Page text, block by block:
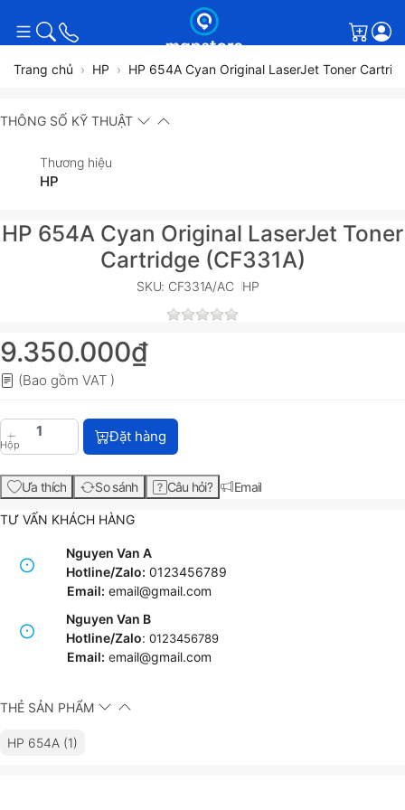
Giỏ
Trang chủ HP HP 654A Cyan Original LaserJet Toner
THÔNG SỐ KỸ THUẬT
Thương hiệu
HP
HP 654A Cyan Original LaserJet Toner
Cartridge (CF331A)
SKU: CF331A/AC HP
9.350.000₫
(Bao gồm VAT )
Hộp
HP 654A Cyan Original LaserJet Toner Cartridge
Đặt hàng
Ưa thích So sánh Câu hỏi? Email
TƯ VẤN KHÁCH HÀNG
Nguyen Van A
Hotline/Zalo: 0123456789
Email: email@gmail.com
Nguyen Van B
Hotline/Zalo: 0123456789
Email: email@gmail.com
THẺ SẢN PHẨM
HP 654A (1)